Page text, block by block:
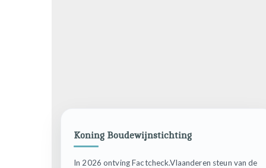
Koning Boudewijnstichting
In 2026 ontving Factcheck.Vlaanderen steun van de